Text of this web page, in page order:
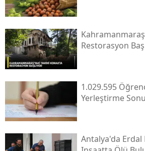
Restorasyon
1.029.595
Yerleştirme
Antalya'da Erdal